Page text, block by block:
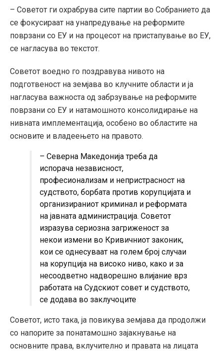
– Советот ги охрабрува сите партии во Собранието да
се фокусираат на унапредување на реформите
поврзани со ЕУ и на процесот на пристапување во ЕУ,
се нагласува во текстот.
Советот воедно го поздравува нивото на
подготвеност на земјава во клучните области и ја
нагласува важноста од забрзување на реформите
поврзани со ЕУ и натамошното консолидирање на
нивната имплементација, особено во областите на
основите и владеењето на правото.
– Северна Македонија треба да
испорача независност,
професионализам и непристрасност на
судството, борбата против корупцијата и
организираниот криминал и реформата
на јавната администрација. Советот
изразува сериозна загриженост за
некои измени во Кривичниот законик,
кои се однесуваат на голем број случаи
на корупција на високо ниво, како и за
несоодветно надворешно влијание врз
работата на Судскиот совет и судството,
се додава во заклучоците
Советот, исто така, ја повикува земјава да продолжи
со напорите за понатамошно зајакнување на
основните права, вклучително и правата на лицата